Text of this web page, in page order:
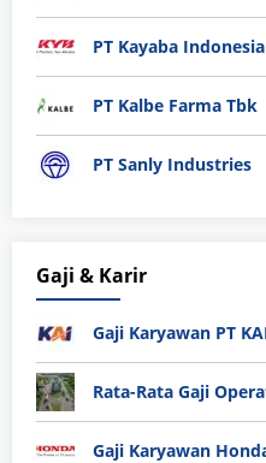
PT Kayaba Indonesia
PT Kalbe Farma Tbk
PT Sanly Industries
Gaji & Karir